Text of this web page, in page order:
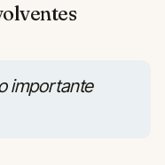
importante